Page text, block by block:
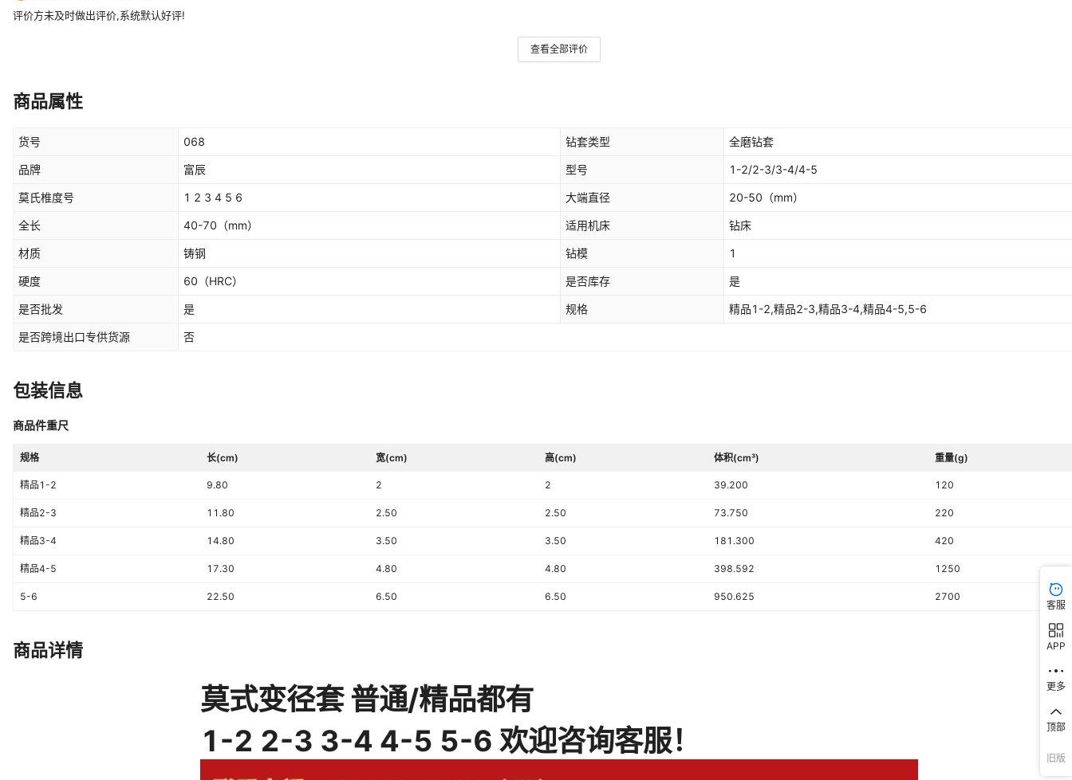
评价方未及时做出评价,系统默认好评!
查看全部评价
商品属性
货号 068 钻套类型 全磨钻套
品牌 富辰 型号 1-2/2-3/3-4/4-5
莫氏椎度号 1 2 3 4 5 6 大端直径 20-50 （mm）
全长 40-70 （mm） 适用机床 钻床
材质 铸钢 钻模 1
硬度 60 （HRC） 是否库存 是
是否批发 是 规格 精品1-2,精品2-3,精品3-4,精品4-5,5-6
是否跨境出口专供货源 否
包装信息
商品件重尺
规格 长(cm) 宽(cm) 高(cm) 体积(cm³) 重量(g)
精品1-2 9.80 2 2 39.200 120
精品2-3 11.80 2.50 2.50 73.750 220
精品3-4 14.80 3.50 3.50 181.300 420
精品4-5 17.30 4.80 4.80 398.592 1250
5-6 22.50 6.50 6.50 950.625 2700
商品详情
客服
APP
更多
顶部
旧版